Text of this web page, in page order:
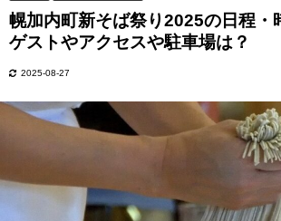
幌加内町新そば祭り2025の日程・
ゲストやアクセスや駐車場は？
2025-08-27